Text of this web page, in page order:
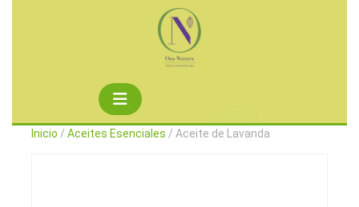
Botón
de
Inicio / Aceites Esenciales / Aceite de Lavanda